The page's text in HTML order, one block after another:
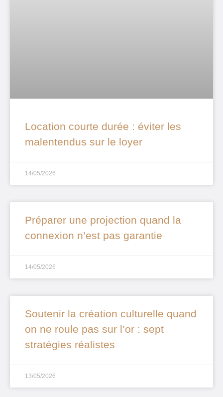
Location courte durée : éviter les
malentendus sur le loyer
14/05/2026
Préparer une projection quand la
connexion n’est pas garantie
14/05/2026
Soutenir la création culturelle quand
on ne roule pas sur l’or : sept
stratégies réalistes
13/05/2026